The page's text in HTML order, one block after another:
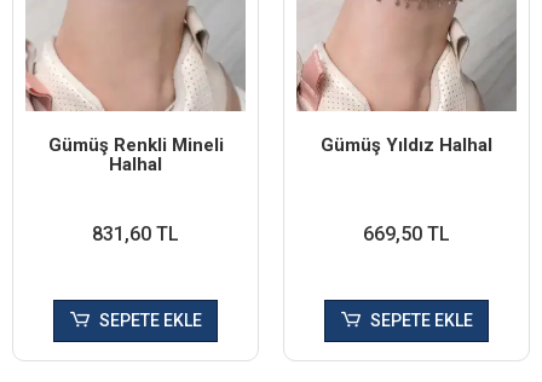
Gümüş Renkli Mineli
Halhal
831,60 TL
SEPETE EKLE
Gümüş Yıldız Halhal
669,50 TL
SEPETE EKLE